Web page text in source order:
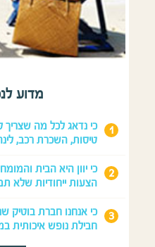
מדוע
כי נדאג לכל מה
טיסות, השכרת רכב, לינה
הצעות ייחודיות שלא
כי אנחנו חברת בוטיק
חבילת נופש איכותית